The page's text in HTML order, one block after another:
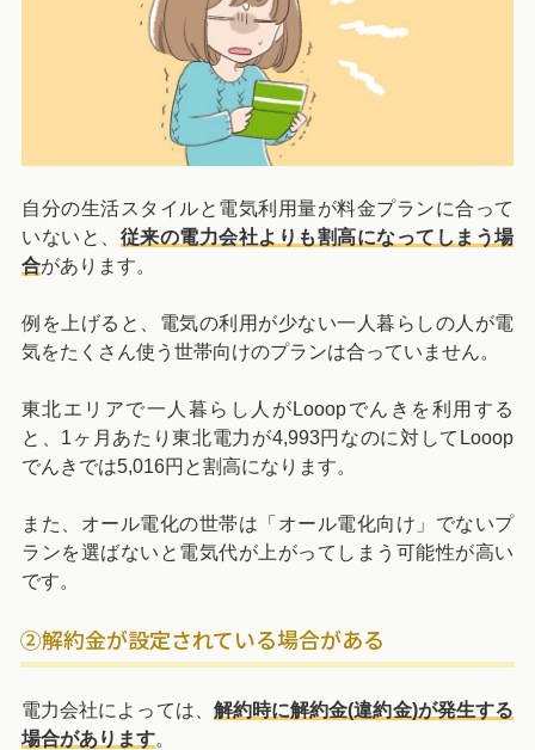
自分の生活スタイルと電気利用量が料金プランに合って
いないと、 従来の電力会社よりも割高になってしまう場
合があります。
例を上げると、電気の利用が少ない一人暮らしの人が電
気をたくさん使う世帯向けのプランは合っていません。
東北エリアで一人暮らし人がLooopでんきを利用する
と、1ヶ月あたり東北電力が4,993円なのに対してLooop
でんきでは5,016円と割高になります。
また、オール電化の世帯は「オール電化向け」でないプ
ランを選ばないと電気代が上がってしまう可能性が高い
です。
②解約金が設定されている場合がある
電力会社によっては、 解約時に解約金(違約金)が発生する
場合があります。